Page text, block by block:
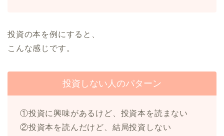
投資の本を例にすると、
こんな感じです。
投資しない人のパターン
①投資に興味があるけど、投資本を読まない
②投資本を読んだけど、結局投資しない